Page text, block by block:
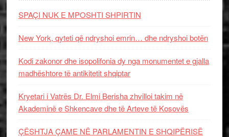
SPAÇI NUK E MPOSHTI SHPIRTIN
New York, qyteti që ndryshoi emrin… dhe ndryshoi botën
Kodi zakonor dhe isopolifonia dy nga monumentet e gjalla
madhështore të antikitetit shqiptar
Kryetari i Vatrës Dr. Elmi Berisha zhvilloi takim në
Akademinë e Shkencave dhe të Arteve të Kosovës
ÇËSHTJA ÇAME NË PARLAMENTIN E SHQIPËRISË